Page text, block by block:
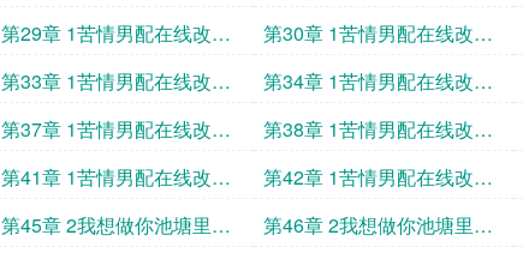
本
本
第29章 1苦情男配在线改剧
本
第30章 1苦情男配在线改剧
本
第33章 1苦情男配在线改剧
本
第34章 1苦情男配在线改剧
本
第37章 1苦情男配在线改剧
本
第38章 1苦情男配在线改剧
本
第41章 1苦情男配在线改剧
本
第42章 1苦情男配在线改剧
本
第45章 2我想做你池塘里的
第46章 2我想做你池塘里的